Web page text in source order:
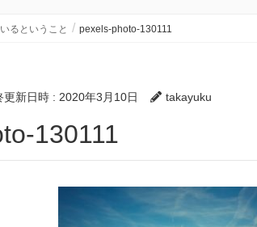
るということ pexels-photo-130111
更新日時 : 2020年3月10日 takayuku
130111